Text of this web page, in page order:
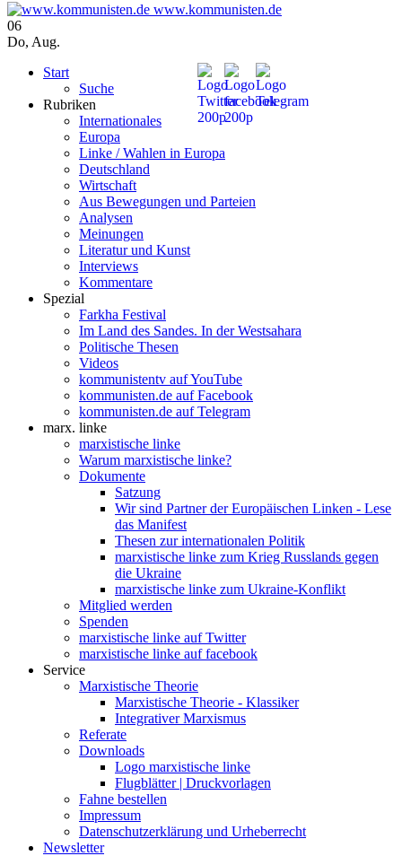
www.kommunisten.de
06
Do, Aug.
Start
Suche
Rubriken
Internationales
Europa
Linke / Wahlen in Europa
Deutschland
Wirtschaft
Aus Bewegungen und Parteien
Analysen
Meinungen
Literatur und Kunst
Interviews
Kommentare
Spezial
Farkha Festival
Im Land des Sandes. In der Westsahara
Politische Thesen
Videos
kommunistentv auf YouTube
kommunisten.de auf Facebook
kommunisten.de auf Telegram
marx. linke
marxistische linke
Warum marxistische linke?
Dokumente
Satzung
Wir sind Partner der Europäischen Linken - Lese
das Manifest
Thesen zur internationalen Politik
marxistische linke zum Krieg Russlands gegen
die Ukraine
marxistische linke zum Ukraine-Konflikt
Mitglied werden
Spenden
marxistische linke auf Twitter
marxistische linke auf facebook
Service
Marxistische Theorie
Marxistische Theorie - Klassiker
Integrativer Marxismus
Referate
Downloads
Logo marxistische linke
Flugblätter | Druckvorlagen
Fahne bestellen
Impressum
Datenschutzerklärung und Urheberrecht
Newsletter